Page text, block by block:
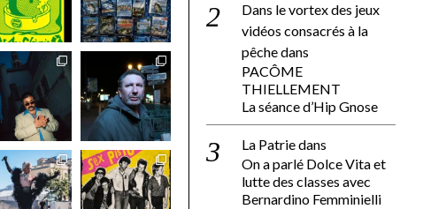
Dans le vortex des jeux
vidéos consacrés à la
pêchedans
PACÔME
THIELLEMENT
La séance d’Hip Gnose
La Patriedans
On a parlé Dolce Vita et
lutte des classes avec
Bernardino Femminielli